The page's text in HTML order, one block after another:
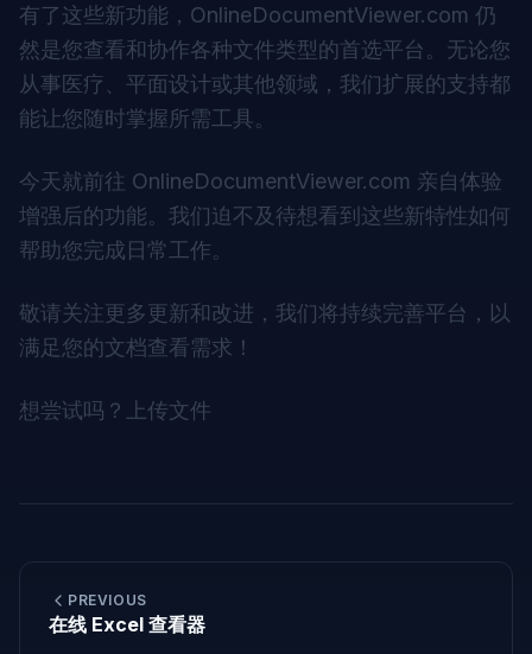
有了这些新功能， OnlineDocumentViewer.com 仍
然是您查看和协作各种文件类型的首选平台。无论您
从事医疗、平面设计或其他领域，我们扩展的支持都
能让您随时掌握所需工具。
今天就前往 OnlineDocumentViewer.com 亲自体验
增强后的功能。我们迫不及待想看到这些新特性如何
帮助您完成日常工作。
敬请关注更多更新和改进，我们将持续完善平台，以
满足您的文档查看需求！
想尝试吗？ 上传文件
PREVIOUS
在线 Excel 查看器